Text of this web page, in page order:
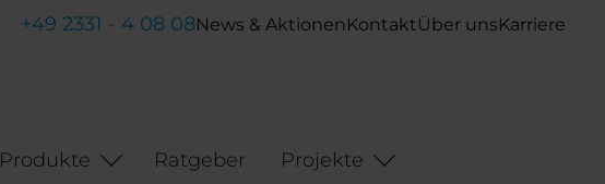
+49 2331 - 4 08 08News & Aktionen KontaktÜber unsKarriere
Produkte
Ratgeber Projekte